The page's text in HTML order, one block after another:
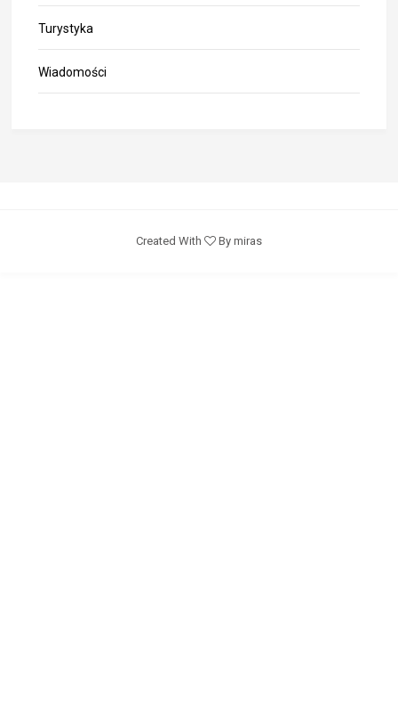
Turystyka
Wiadomości
Created With By miras